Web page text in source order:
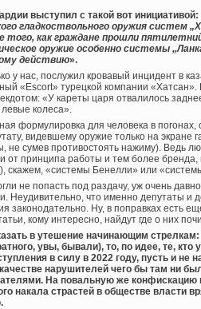
выступил с такой вот инициативой:
гладкоствольного оружия систем
того, как граждане прошли
оружие особенно системы
действию».
у нас, послужил кровавый инцидент в
«Escort» турецкой компании «Хатсан».
«У кареты царя отвалилось
колеса».
формулировка для человека в
видевшему оружие только на экране
не сумев противостоять нажиму). Ведь
от принципа работы и тем более
скажем, «системы Бенелли» или
не попасть под раздачу, уж очень
Неудивительно, что именно депутаты и
законодательно. Ну, в поправках есть
кому интересно, найдут где о них
в утешение начинающим
увы, бывали), то, по идее, те, кто
в силу в 2022 году, пусть и не
нарушителей чего бы там ни
На повальную же конфискацию
накала страстей в обществе власти